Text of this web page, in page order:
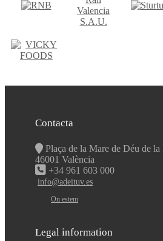
Contacta
Plaça de la Mare de Déu de la
46001 València
+34 961 603 000
info@adeituv.es
On estem
Legal information